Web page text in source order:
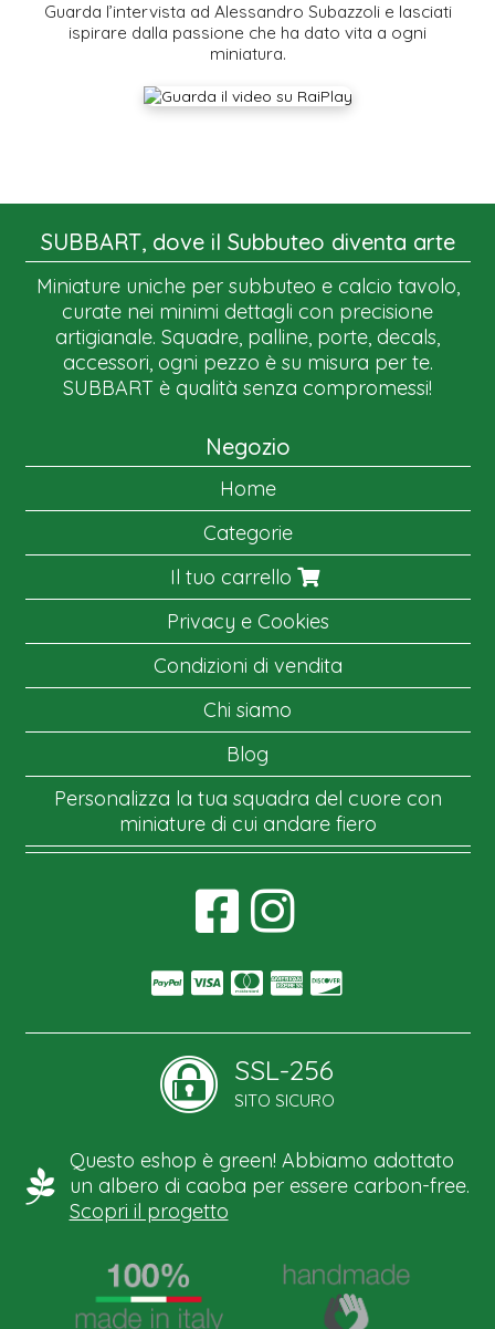
Guarda l’intervista ad Alessandro Subazzoli e lasciati
ispirare dalla passione che ha dato vita a ogni
miniatura.
SUBBART, dove il Subbuteo diventa arte
Miniature uniche per subbuteo e calcio tavolo,
curate nei minimi dettagli con precisione
artigianale. Squadre, palline, porte, decals,
accessori, ogni pezzo è su misura per te.
SUBBART è qualità senza compromessi!
Negozio
Home
Categorie
Il tuo carrello
Privacy e Cookies
Condizioni di vendita
Chi siamo
Blog
Personalizza la tua squadra del cuore con
miniature di cui andare fiero
SSL-256
SITO SICURO
Questo eshop è green! Abbiamo adottato
un albero di caoba per essere carbon-free.
Scopri il progetto